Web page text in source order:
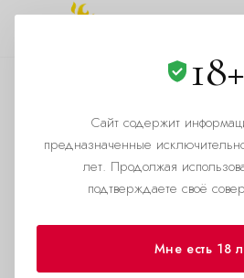
18+
Сайт содержит
предназначенные
лет. Продолжая
подтверждаете своё
Мне есть 18
Запрещен ли
Главная страница — Статьи —
В последнее время тема
приобрела оттенок
России и наркотик! - то
проскальзывает в блогах и